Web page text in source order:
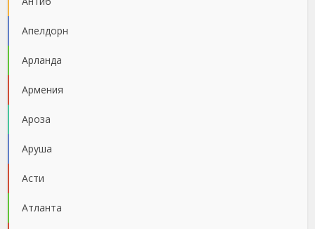
Апелдорн
Арланда
Армения
Ароза
Аруша
Асти
Атланта